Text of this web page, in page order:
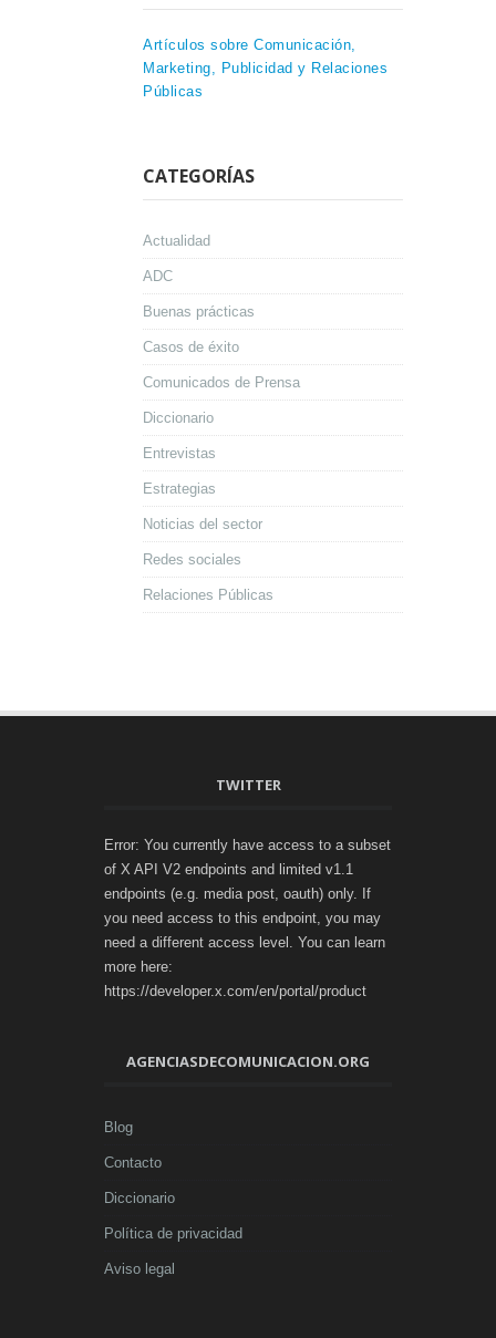
Artículos sobre Comunicación,
Marketing, Publicidad y Relaciones
Públicas
CATEGORÍAS
Actualidad
ADC
Buenas prácticas
Casos de éxito
Comunicados de Prensa
Diccionario
Entrevistas
Estrategias
Noticias del sector
Redes sociales
Relaciones Públicas
TWITTER
Error: You currently have access to a subset
of X API V2 endpoints and limited v1.1
endpoints (e.g. media post, oauth) only. If
you need access to this endpoint, you may
need a different access level. You can learn
more here:
https://developer.x.com/en/portal/product
AGENCIASDECOMUNICACION.ORG
Blog
Contacto
Diccionario
Política de privacidad
Aviso legal